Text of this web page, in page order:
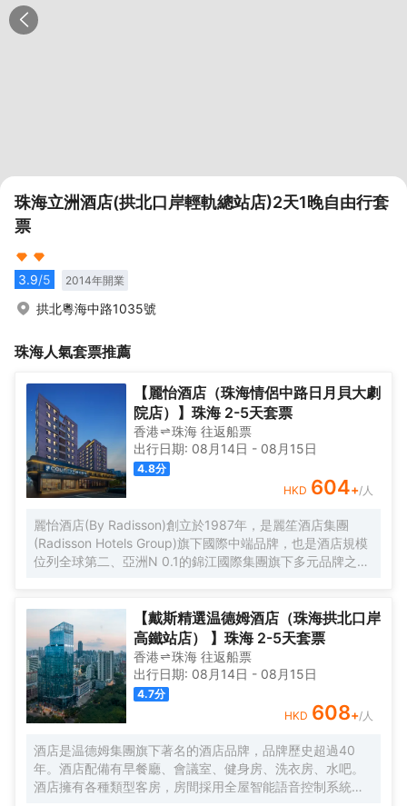
珠海立洲酒店(拱北口岸輕軌總站店)2天1晚自由行套
票
3.9/5 2014年開業
拱北粵海中路1035號
珠海人氣套票推薦
【麗怡酒店（珠海情侶中路日月貝大劇
院店）】珠海 2-5天套票
香港 珠海 往返船票
出行日期: 08月14日 - 08月15日
4.8分
HKD 604+/人
麗怡酒店(By Radisson)創立於1987年，是麗笙酒店集團
(Radisson Hotels Group)旗下國際中端品牌，也是酒店規模
位列全球第二、亞洲N 0.1的錦江國際集團旗下多元品牌之
店地處珠海市繁華地帶，毗鄰情侶路，日月貝，珠海市政府
等商圈，距離珠海站，明珠站打車約20分鐘，周邊永旺超
市，揚名廣場，購物中心，美食購物，一應俱全， 麗怡酒店
提供乾淨的住宿環境和舒適温馨多種房型，滿足您的不同需
求，大堂設置了歡迎角、休閒區，店內WIFI公共區域全覆蓋
且配套設施齊全，設有餐廳、洗衣房及健身房(24小時服務)
等，是您商務、旅遊、會展、休閒的理想選擇WELCOME
HOME心怡之所。 麗怡酒店的標誌造型是一朵玫瑰花，玫瑰
花語源自古希臘神話，象徵真摯的情誼，無論何時何地，在
麗怡酒店，您都可以一如既往地體驗到真誠、貼心的服務，
精心優選品質體驗讓您感到賓至如歸，我們致力讓每一位賓
【戴斯精選温德姆酒店（珠海拱北口岸
高鐵站店） 】珠海 2-5天套票
香港 珠海 往返船票
出行日期: 08月14日 - 08月15日
4.7分
HKD 608+/人
酒店是温德姆集團旗下著名的酒店品牌，品牌歷史超過40
年。酒店配備有早餐廳、會議室、健身房、洗衣房、水吧。
酒店擁有各種類型客房，房間採用全屋智能語音控制系統、